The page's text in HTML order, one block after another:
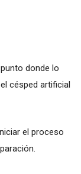
donde lo
césped artificial
el proceso